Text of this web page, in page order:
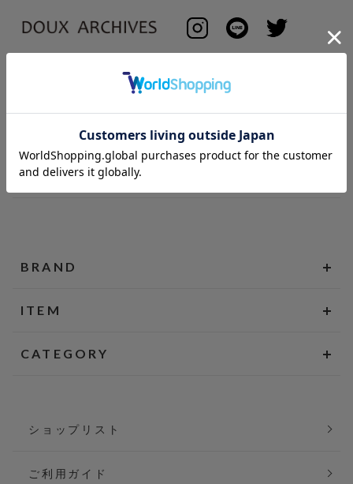
BRAND
ITEM
CATEGORY
ショップリスト
ご利用ガイド